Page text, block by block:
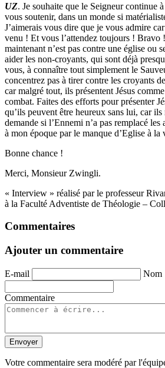
UZ. Je souhaite que le Seigneur continue
vous soutenir, dans un monde si
J’aimerais vous dire que je vous admire
venu ! Et vous l’attendez toujours ! Bravo
maintenant n’est pas contre une église ou
aider les non-croyants, qui sont déjà
vous, à connaître tout simplement le
concentrez pas à tirer contre les croyants
car malgré tout, ils présentent Jésus
combat. Faites des efforts pour présenter
qu’ils peuvent être heureux sans lui, car ils
demande si l’Ennemi n’a pas remplacé les
à mon époque par le manque d’Eglise à
Bonne chance !
Merci, Monsieur Zwingli.
« Interview » réalisé par le professeur
à la Faculté Adventiste de Théologie –
Commentaires
Ajouter un commentaire
E-mail Nom
Commentaire
Envoyer
Votre commentaire sera modéré par